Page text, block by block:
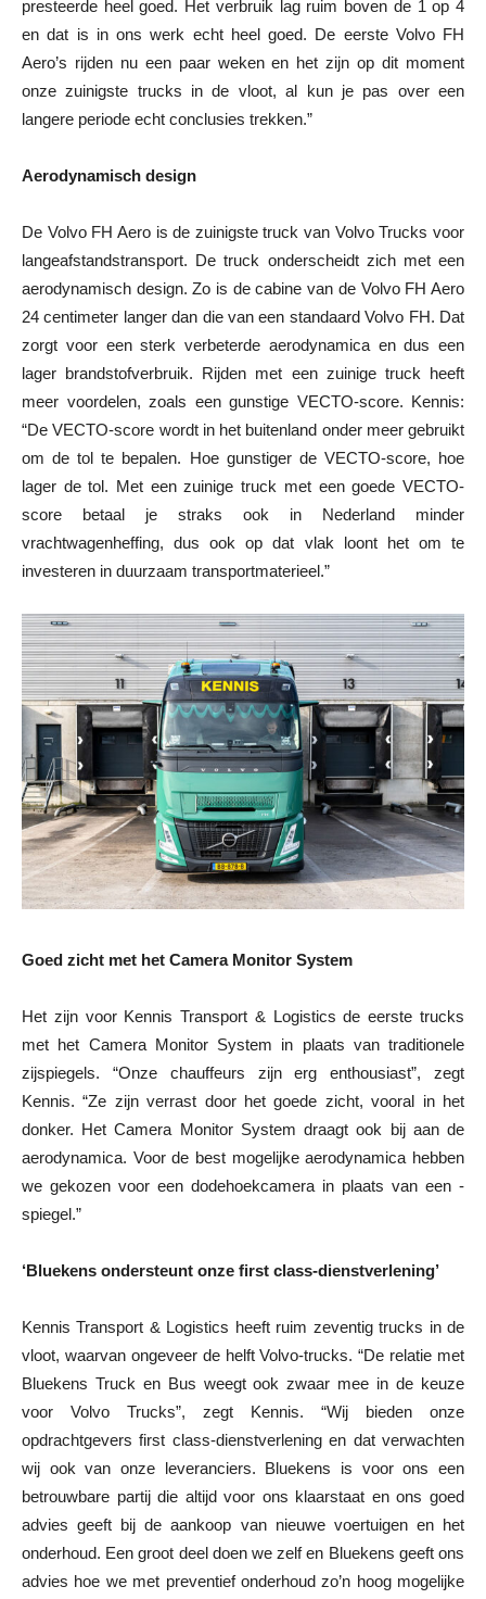
presteerde heel goed. Het verbruik lag ruim boven de 1 op 4
en dat is in ons werk echt heel goed. De eerste Volvo FH
Aero’s rijden nu een paar weken en het zijn op dit moment
onze zuinigste trucks in de vloot, al kun je pas over een
langere periode echt conclusies trekken.”
Aerodynamisch design
De Volvo FH Aero is de zuinigste truck van Volvo Trucks voor
langeafstandstransport. De truck onderscheidt zich met een
aerodynamisch design. Zo is de cabine van de Volvo FH Aero
24 centimeter langer dan die van een standaard Volvo FH. Dat
zorgt voor een sterk verbeterde aerodynamica en dus een
lager brandstofverbruik. Rijden met een zuinige truck heeft
meer voordelen, zoals een gunstige VECTO-score. Kennis:
“De VECTO-score wordt in het buitenland onder meer gebruikt
om de tol te bepalen. Hoe gunstiger de VECTO-score, hoe
lager de tol. Met een zuinige truck met een goede VECTO-
score betaal je straks ook in Nederland minder
vrachtwagenheffing, dus ook op dat vlak loont het om te
investeren in duurzaam transportmaterieel.”
Goed zicht met het Camera Monitor System
Het zijn voor Kennis Transport & Logistics de eerste trucks
met het Camera Monitor System in plaats van traditionele
zijspiegels. “Onze chauffeurs zijn erg enthousiast”, zegt
Kennis. “Ze zijn verrast door het goede zicht, vooral in het
donker. Het Camera Monitor System draagt ook bij aan de
aerodynamica. Voor de best mogelijke aerodynamica hebben
we gekozen voor een dodehoekcamera in plaats van een -
spiegel.”
‘Bluekens ondersteunt onze first class-dienstverlening’
Kennis Transport & Logistics heeft ruim zeventig trucks in de
vloot, waarvan ongeveer de helft Volvo-trucks. “De relatie met
Bluekens Truck en Bus weegt ook zwaar mee in de keuze
voor Volvo Trucks”, zegt Kennis. “Wij bieden onze
opdrachtgevers first class-dienstverlening en dat verwachten
wij ook van onze leveranciers. Bluekens is voor ons een
betrouwbare partij die altijd voor ons klaarstaat en ons goed
advies geeft bij de aankoop van nieuwe voertuigen en het
onderhoud. Een groot deel doen we zelf en Bluekens geeft ons
advies hoe we met preventief onderhoud zo’n hoog mogelijke